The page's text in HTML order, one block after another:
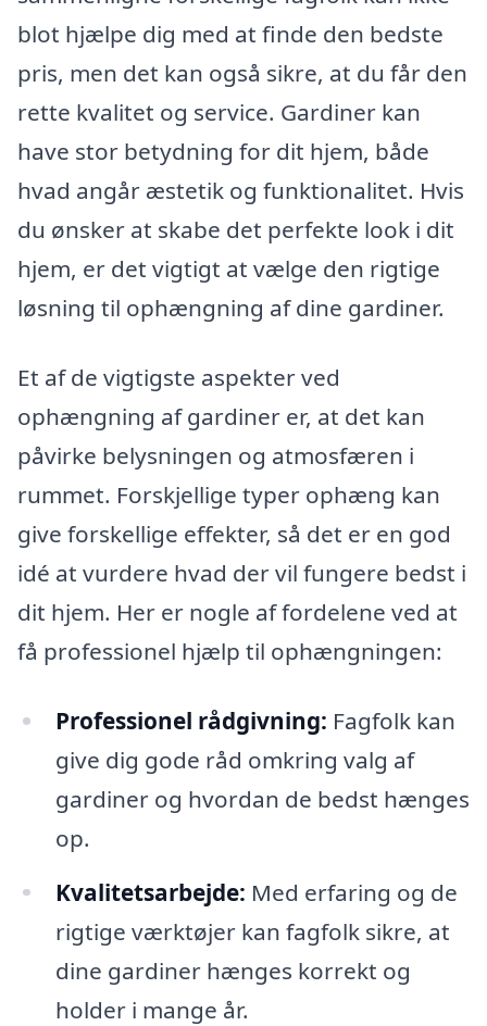
blot hjælpe dig med at finde den bedste
pris, men det kan også sikre, at du får den
rette kvalitet og service. Gardiner kan
have stor betydning for dit hjem, både
hvad angår æstetik og funktionalitet. Hvis
du ønsker at skabe det perfekte look i dit
hjem, er det vigtigt at vælge den rigtige
løsning til ophængning af dine gardiner.
Et af de vigtigste aspekter ved
ophængning af gardiner er, at det kan
påvirke belysningen og atmosfæren i
rummet. Forskjellige typer ophæng kan
give forskellige effekter, så det er en god
idé at vurdere hvad der vil fungere bedst i
dit hjem. Her er nogle af fordelene ved at
få professionel hjælp til ophængningen:
Professionel rådgivning: Fagfolk kan
give dig gode råd omkring valg af
gardiner og hvordan de bedst hænges
op.
Kvalitetsarbejde: Med erfaring og de
rigtige værktøjer kan fagfolk sikre, at
dine gardiner hænges korrekt og
holder i mange år.